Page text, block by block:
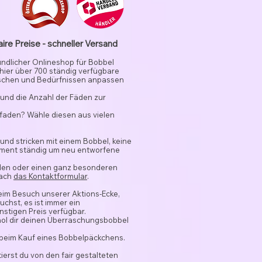
Preise - schneller Versand
Onlineshop für Bobbel
über 700 ständig verfügbare
und Bedürfnissen anpassen
die Anzahl der Fäden zur
Wähle diesen aus vielen
stricken mit einem Bobbel, keine
ständig um neu entworfene
oder einen ganz besonderen
das Kontaktformular.
Besuch unserer Aktions-Ecke,
es ist immer ein
Preis verfügbar.
dir deinen Überraschungsbobbel
Kauf eines Bobbelpäckchens.
du von den fair gestalteten